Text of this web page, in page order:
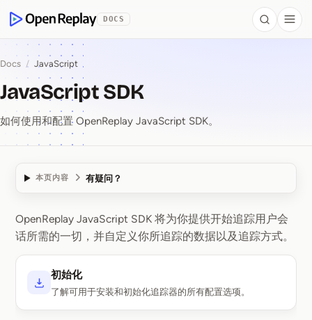
OpenReplay
DOCS Search
Docs / JavaScript
JavaScript SDK
如何使用和配置 OpenReplay JavaScript SDK。
本页内容 有疑问？
JavaScript SDK
OpenReplay JavaScript SDK 将为你提供开始追踪用户会
话所需的一切，并自定义你所追踪的数据以及追踪方式。
初始化
了解可用于安装和初始化追踪器的所有配置选项。